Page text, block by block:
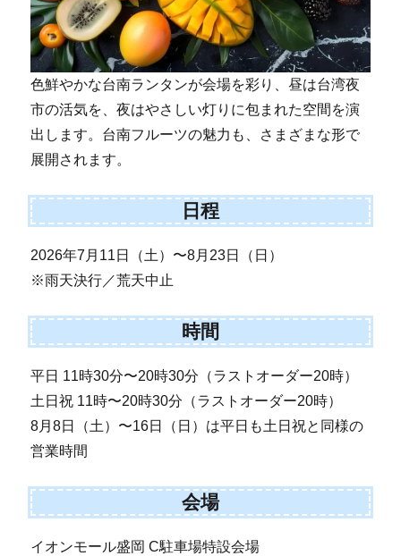
色鮮やかな台南ランタンが会場を彩り、昼は台湾夜
市の活気を、夜はやさしい灯りに包まれた空間を演
出します。台南フルーツの魅力も、さまざまな形で
展開されます。
日程
2026年7月11日（土）〜8月23日（日）
※雨天決行／荒天中止
時間
平日 11時30分〜20時30分（ラストオーダー20時）
土日祝 11時〜20時30分（ラストオーダー20時）
8月8日（土）〜16日（日）は平日も土日祝と同様の
営業時間
会場
イオンモール盛岡 C駐車場特設会場